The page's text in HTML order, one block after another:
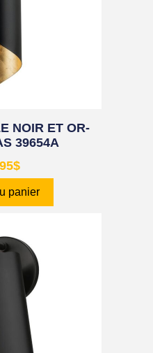
NOIR ET OR-
39654A
$
panier